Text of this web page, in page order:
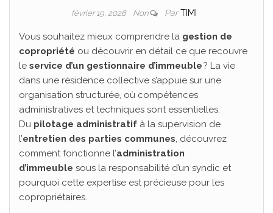
février 19, 2026 Non ParTIMI
Vous souhaitez mieux comprendre la gestion de
copropriété ou découvrir en détail ce que recouvre
le service d’un gestionnaire d’immeuble? La vie
dans une résidence collective s’appuie sur une
organisation structurée, où compétences
administratives et techniques sont essentielles.
Du pilotage administratif à la supervision de
l’entretien des parties communes, découvrez
comment fonctionne l’administration
d’immeuble sous la responsabilité d’un syndic et
pourquoi cette expertise est précieuse pour les
copropriétaires.